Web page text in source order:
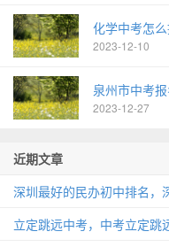
化学中考怎
2023-12-10
泉州市中考
2023-12-27
近期文章
深圳最好的民办初中排名，
立定跳远中考，中考立定跳